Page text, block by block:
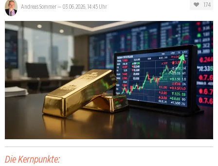
Andreas Sommer— 03.06.2026, 14:45 Uhr 174
Die Kernpunkte: